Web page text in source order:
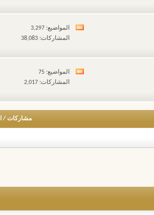
هذا
المنتدى
مشاهدة
هذا
المنتدى
المواضيع: 3,297
المشاركات: 38,083
مشاهدة
هذا
المواضيع: 75
المشاركات: 2,017
مشاركات/